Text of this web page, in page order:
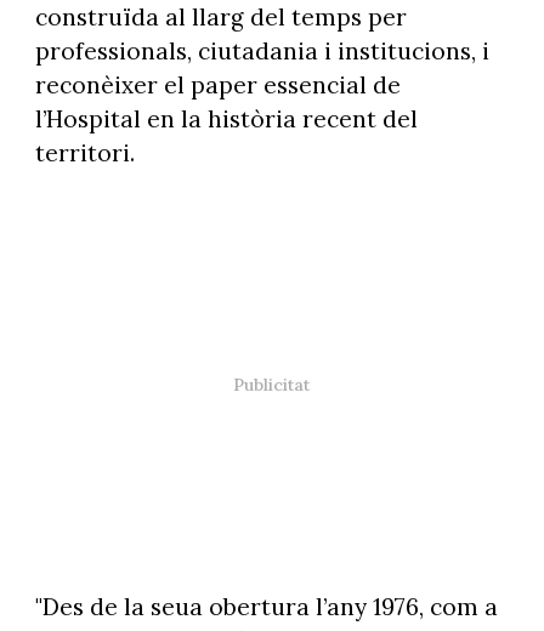
construïda al llarg del temps per
professionals, ciutadania i institucions, i
reconèixer el paper essencial de
l’Hospital en la història recent del
territori.
"Des de la seua obertura l’any 1976, com a